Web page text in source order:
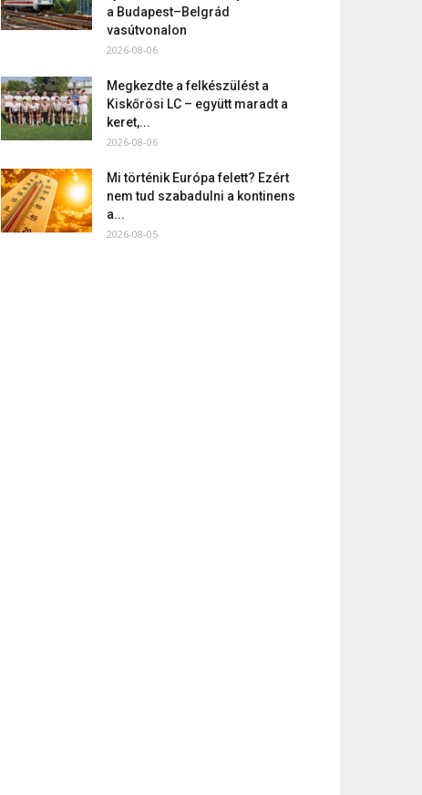
a Budapest–Belgrád
vasútvonalon
2026-08-06
Megkezdte a felkészülést a
Kiskőrösi LC – együtt maradt a
keret,...
2026-08-06
Mi történik Európa felett? Ezért
nem tud szabadulni a kontinens
a...
2026-08-05